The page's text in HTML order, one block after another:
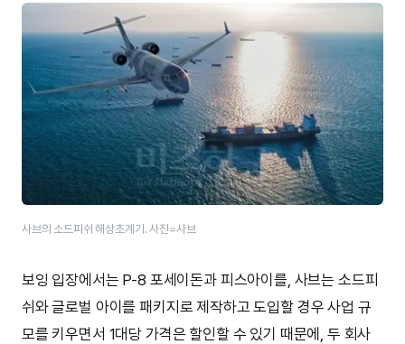
사브의 소드피쉬 해상초계기. 사진=사브
보잉 입장에서는 P-8 포세이돈과 피스아이를, 사브는 소드피
쉬와 글로벌 아이를 패키지로 제작하고 도입할 경우 사업 규
모를 키우면서 1대당 가격은 할인할 수 있기 때문에, 두 회사